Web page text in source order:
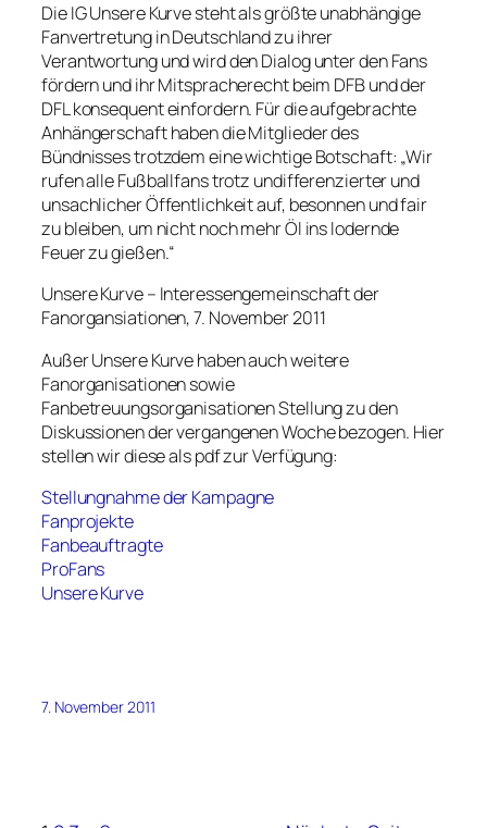
Die IG Unsere Kurve steht als größte unabhängige
Fanvertretung in Deutschland zu ihrer
Verantwortung und wird den Dialog unter den Fans
fördern und ihr Mitspracherecht beim DFB und der
DFL konsequent einfordern. Für die aufgebrachte
Anhängerschaft haben die Mitglieder des
Bündnisses trotzdem eine wichtige Botschaft: „Wir
rufen alle Fußballfans trotz undifferenzierter und
unsachlicher Öffentlichkeit auf, besonnen und fair
zu bleiben, um nicht noch mehr Öl ins lodernde
Feuer zu gießen.“
Unsere Kurve – Interessengemeinschaft der
Fanorgansiationen, 7. November 2011
Außer Unsere Kurve haben auch weitere
Fanorganisationen sowie
Fanbetreuungsorganisationen Stellung zu den
Diskussionen der vergangenen Woche bezogen. Hier
stellen wir diese als pdf zur Verfügung:
Stellungnahme der Kampagne
Fanprojekte
Fanbeauftragte
ProFans
Unsere Kurve
7. November 2011